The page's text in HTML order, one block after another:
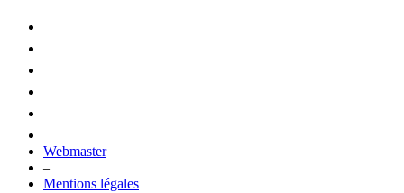
Webmaster
–
Mentions légales